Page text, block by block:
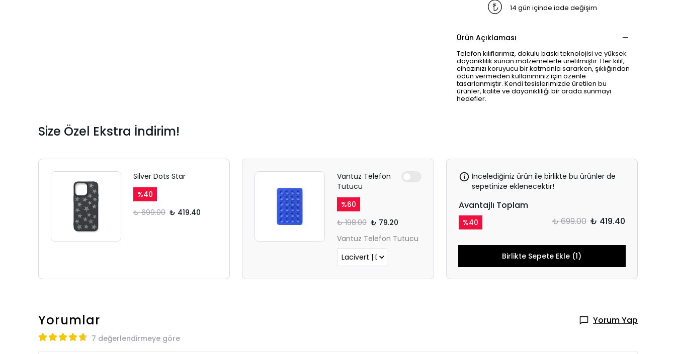
14 gün içinde iade değişim
Ürün Açıklaması
Telefon kılıflarımız, dokulu baskı teknolojisi ve yüksek
dayanıklılık sunan malzemelerle üretilmiştir. Her kılıf,
cihazınızı koruyucu bir katmanla sararken, şıklığından
ödün vermeden kullanımınız için özenle
tasarlanmıştır. Kendi tesislerimizde üretilen bu
ürünler, kalite ve dayanıklılığı bir arada sunmayı
hedefler.
Size Özel Ekstra İndirim!
Silver Dots Star
%40
₺ 699.00 ₺ 419.40
Vantuz Telefon
Tutucu
%60
₺ 198.00 ₺ 79.20
Vantuz Telefon Tutucu
İncelediğiniz ürün ile birlikte bu ürünler de
sepetinize eklenecektir!
Avantajlı Toplam
%40 ₺ 699.00 ₺ 419.40
Birlikte Sepete Ekle (1)
Yorumlar Yorum Yap
7 değerlendirmeye göre